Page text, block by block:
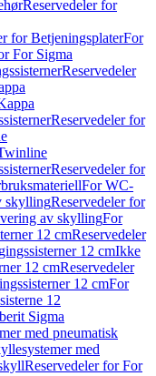
Reservedeler for
for BetjeningsplaterFor
For Sigma
Reservedeler
Reservedeler for
Reservedeler for
For WC-
skyllingReservedeler for
av skyllingFor
12 cmReservedeler
12 cmIkke
12 cmReservedeler
12 cmFor
12
Sigma
med pneumatisk
med
Reservedeler for For